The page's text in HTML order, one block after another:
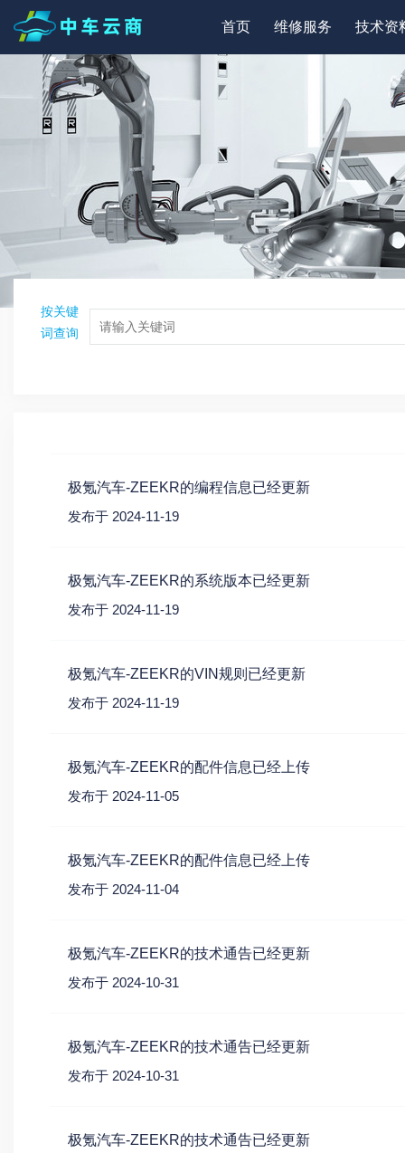
首页 维修服务 技术资
按关键
词查询
极氪汽车-ZEEKR的编程信息已经更新
发布于 2024-11-19
极氪汽车-ZEEKR的系统版本已经更新
发布于 2024-11-19
极氪汽车-ZEEKR的VIN规则已经更新
发布于 2024-11-19
极氪汽车-ZEEKR的配件信息已经上传
发布于 2024-11-05
极氪汽车-ZEEKR的配件信息已经上传
发布于 2024-11-04
极氪汽车-ZEEKR的技术通告已经更新
发布于 2024-10-31
极氪汽车-ZEEKR的技术通告已经更新
发布于 2024-10-31
极氪汽车-ZEEKR的技术通告已经更新